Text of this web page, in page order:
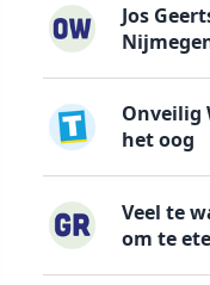
Jos
Onveilig
het oog
Veel te
om te